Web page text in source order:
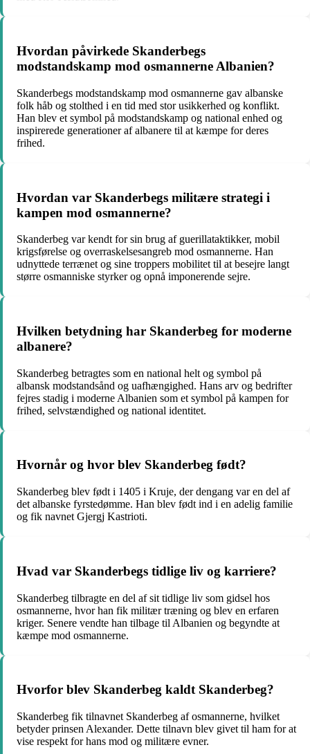
Hvordan påvirkede Skanderbegs
modstandskamp mod osmannerne Albanien?
Skanderbegs modstandskamp mod osmannerne gav albanske
folk håb og stolthed i en tid med stor usikkerhed og konflikt.
Han blev et symbol på modstandskamp og national enhed og
inspirerede generationer af albanere til at kæmpe for deres
frihed.
Hvordan var Skanderbegs militære strategi i
kampen mod osmannerne?
Skanderbeg var kendt for sin brug af guerillataktikker, mobil
krigsførelse og overraskelsesangreb mod osmannerne. Han
udnyttede terrænet og sine troppers mobilitet til at besejre langt
større osmanniske styrker og opnå imponerende sejre.
Hvilken betydning har Skanderbeg for moderne
albanere?
Skanderbeg betragtes som en national helt og symbol på
albansk modstandsånd og uafhængighed. Hans arv og bedrifter
fejres stadig i moderne Albanien som et symbol på kampen for
frihed, selvstændighed og national identitet.
Hvornår og hvor blev Skanderbeg født?
Skanderbeg blev født i 1405 i Kruje, der dengang var en del af
det albanske fyrstedømme. Han blev født ind i en adelig familie
og fik navnet Gjergj Kastrioti.
Hvad var Skanderbegs tidlige liv og karriere?
Skanderbeg tilbragte en del af sit tidlige liv som gidsel hos
osmannerne, hvor han fik militær træning og blev en erfaren
kriger. Senere vendte han tilbage til Albanien og begyndte at
kæmpe mod osmannerne.
Hvorfor blev Skanderbeg kaldt Skanderbeg?
Skanderbeg fik tilnavnet Skanderbeg af osmannerne, hvilket
betyder prinsen Alexander. Dette tilnavn blev givet til ham for at
vise respekt for hans mod og militære evner.